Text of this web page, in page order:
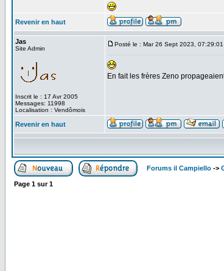
Revenir en haut
Jas
Site Admin
Inscrit le : 17 Avr 2005
Messages: 11998
Localisation : Vendômois
Posté le : Mar 26 Sept 2023, 07:29:01
En fait les frères Zeno
Revenir en haut
Forums il Campiello ->
Page 1 sur1